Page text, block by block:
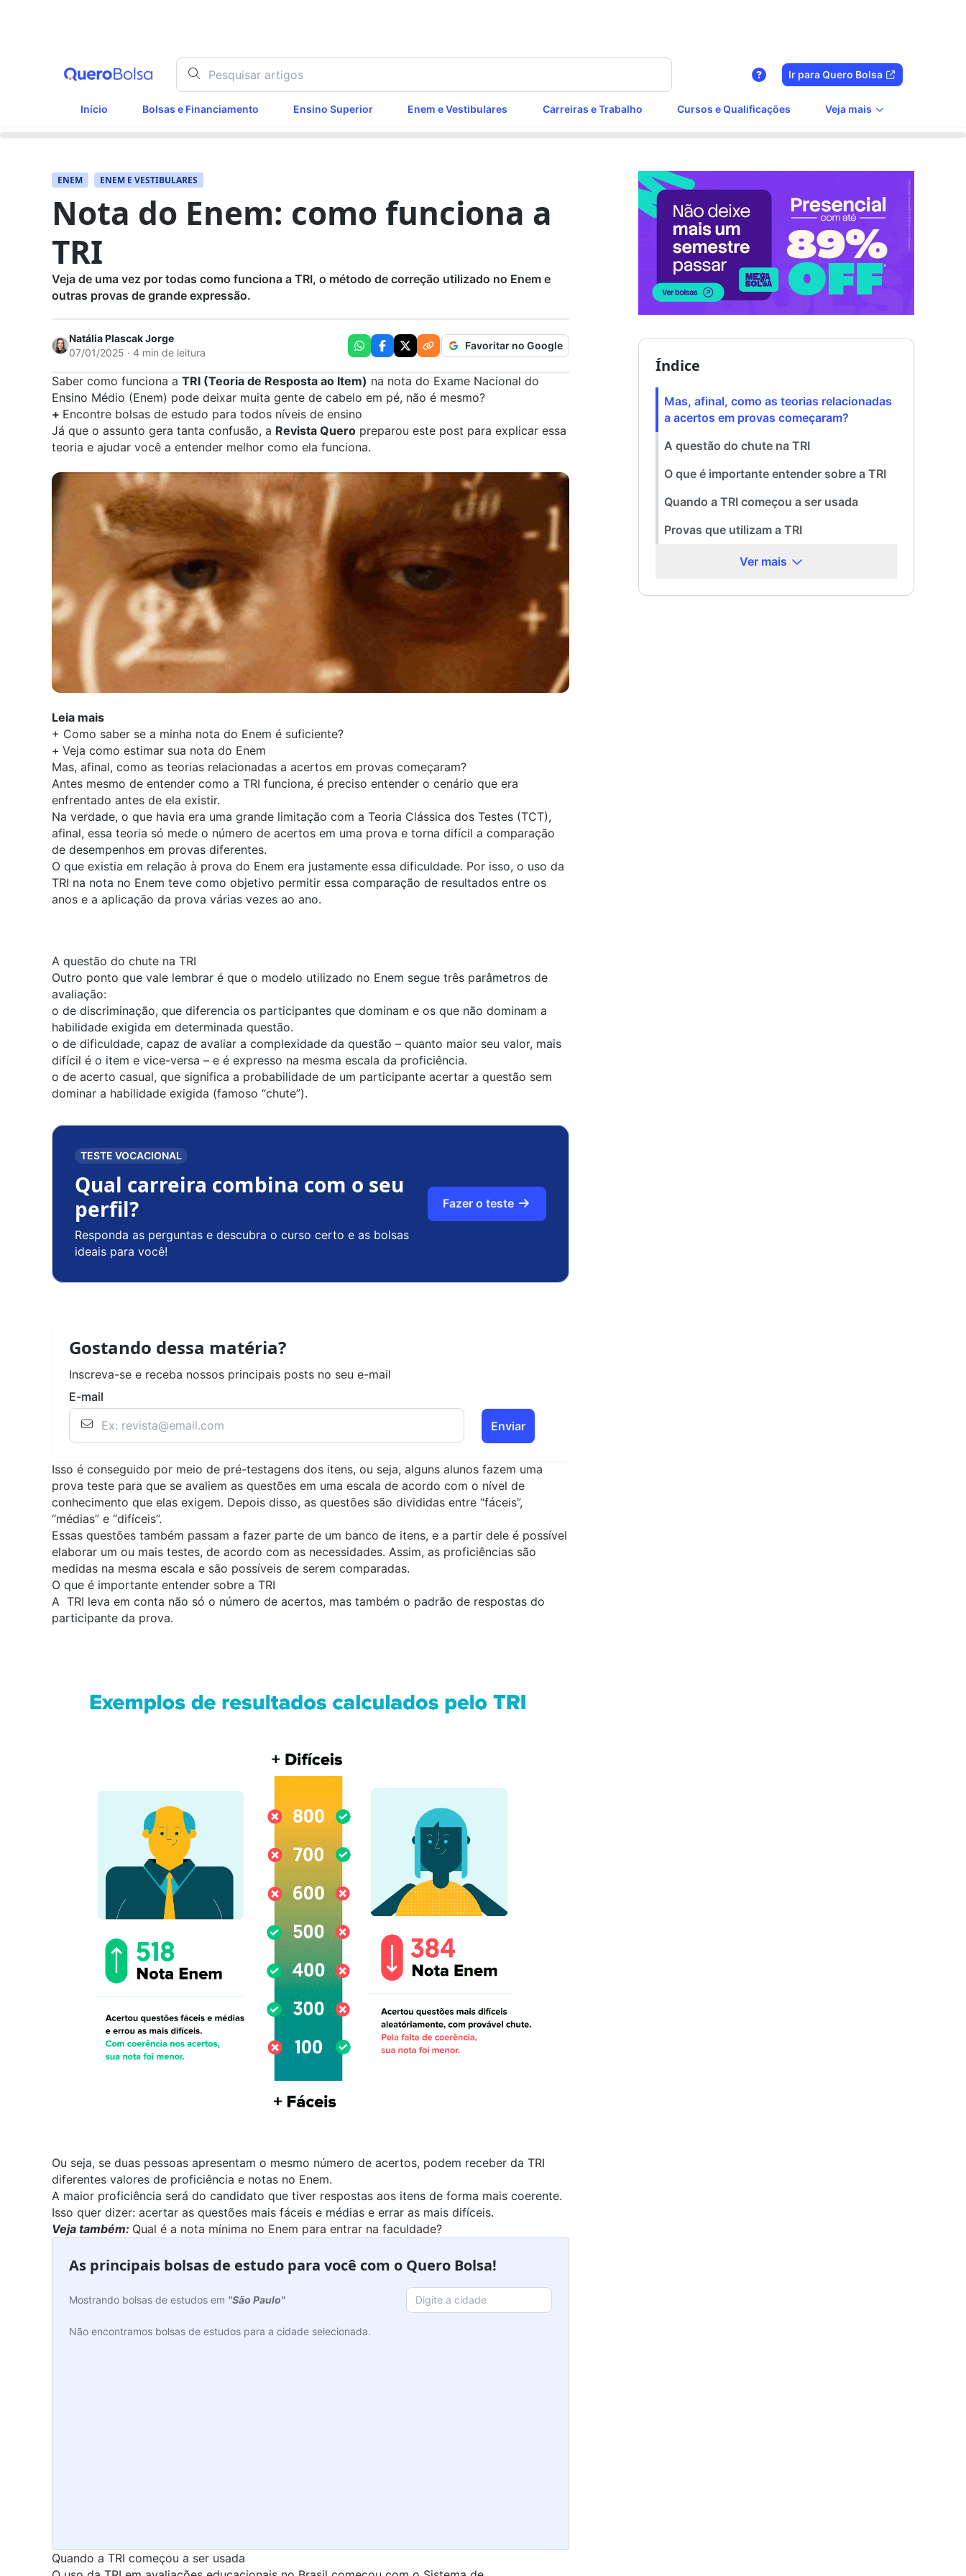
Ir para Quero Bolsa
Início Bolsas e Financiamento Ensino Superior Enem e Vestibulares Carreiras e Trabalho Cursos e Qualificações Veja mais
ENEM ENEM E VESTIBULARES
Nota do Enem: como funciona a
TRI
Veja de uma vez por todas como funciona a TRI, o método de correção utilizado no Enem e
outras provas de grande expressão.
Natália Plascak Jorge
07/01/2025 · 4 min de leitura
Favoritar no Google
Saber como funciona a TRI (Teoria de Resposta ao Item) na nota do Exame Nacional do
Ensino Médio (Enem) pode deixar muita gente de cabelo em pé, não é mesmo?
+ Encontre bolsas de estudo para todos níveis de ensino
Já que o assunto gera tanta confusão, a Revista Quero preparou este post para explicar essa
teoria e ajudar você a entender melhor como ela funciona.
Leia mais
+ Como saber se a minha nota do Enem é suficiente?
+ Veja como estimar sua nota do Enem
Mas, afinal, como as teorias relacionadas a acertos em provas começaram?
Antes mesmo de entender como a TRI funciona, é preciso entender o cenário que era
enfrentado antes de ela existir.
Na verdade, o que havia era uma grande limitação com a Teoria Clássica dos Testes (TCT),
afinal, essa teoria só mede o número de acertos em uma prova e torna difícil a comparação
de desempenhos em provas diferentes.
O que existia em relação à prova do Enem era justamente essa dificuldade. Por isso, o uso da
TRI na nota no Enem teve como objetivo permitir essa comparação de resultados entre os
anos e a aplicação da prova várias vezes ao ano.
A questão do chute na TRI
Outro ponto que vale lembrar é que o modelo utilizado no Enem segue três parâmetros de
avaliação:
o de discriminação, que diferencia os participantes que dominam e os que não dominam a
habilidade exigida em determinada questão.
o de dificuldade, capaz de avaliar a complexidade da questão – quanto maior seu valor, mais
difícil é o item e vice-versa – e é expresso na mesma escala da proficiência.
o de acerto casual, que significa a probabilidade de um participante acertar a questão sem
dominar a habilidade exigida (famoso “chute”).
TESTE VOCACIONAL
Qual carreira combina com o seu
perfil?
Responda as perguntas e descubra o curso certo e as bolsas
ideais para você!
Fazer o teste
Gostando dessa matéria?
Inscreva-se e receba nossos principais posts no seu e-mail
E-mail
Enviar
Isso é conseguido por meio de pré-testagens dos itens, ou seja, alguns alunos fazem uma
prova teste para que se avaliem as questões em uma escala de acordo com o nível de
conhecimento que elas exigem. Depois disso, as questões são divididas entre “fáceis”,
“médias” e “difíceis”.
Essas questões também passam a fazer parte de um banco de itens, e a partir dele é possível
elaborar um ou mais testes, de acordo com as necessidades. Assim, as proficiências são
medidas na mesma escala e são possíveis de serem comparadas.
O que é importante entender sobre a TRI
A TRI leva em conta não só o número de acertos, mas também o padrão de respostas do
participante da prova.
Ou seja, se duas pessoas apresentam o mesmo número de acertos, podem receber da TRI
diferentes valores de proficiência e notas no Enem.
A maior proficiência será do candidato que tiver respostas aos itens de forma mais coerente.
Isso quer dizer: acertar as questões mais fáceis e médias e errar as mais difíceis.
Veja também: Qual é a nota mínima no Enem para entrar na faculdade?
As principais bolsas de estudo para você com o Quero Bolsa!
Mostrando bolsas de estudos em "São Paulo"
Não encontramos bolsas de estudos para a cidade selecionada.
Quando a TRI começou a ser usada
Índice
Mas, afinal, como as teorias relacionadas
a acertos em provas começaram?
A questão do chute na TRI
O que é importante entender sobre a TRI
Quando a TRI começou a ser usada
Provas que utilizam a TRI
Ver mais